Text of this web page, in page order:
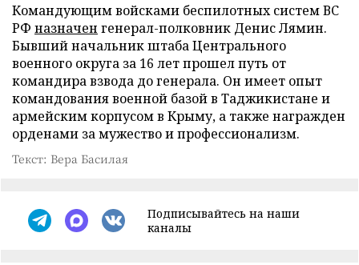
Командующим войсками беспилотных систем ВС
РФ назначен генерал-полковник Денис Лямин.
Бывший начальник штаба Центрального
военного округа за 16 лет прошел путь от
командира взвода до генерала. Он имеет опыт
командования военной базой в Таджикистане и
армейским корпусом в Крыму, а также награжден
орденами за мужество и профессионализм.
Текст: Вера Басилая
Подписывайтесь на наши
каналы